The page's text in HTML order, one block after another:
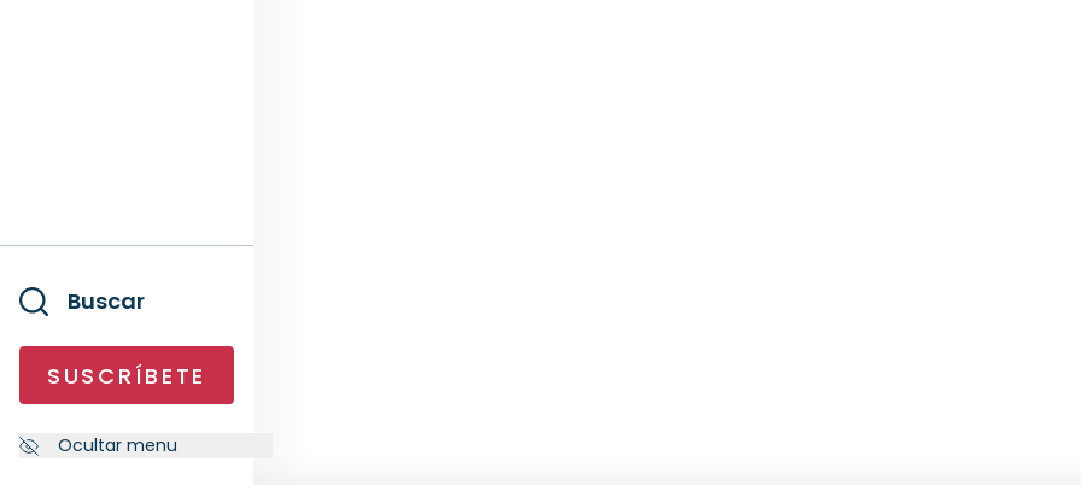
Buscar
SUSCRÍBETE
Ocultar menu